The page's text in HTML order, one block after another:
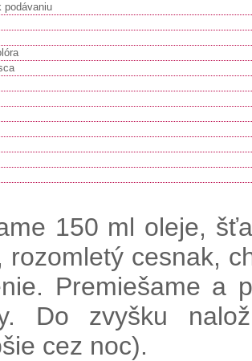
podávaniu
150 ml oleje,
rozomletý cesnak,
Premiešame a
Do zvyšku
cez noc).